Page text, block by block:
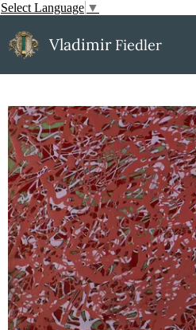
Select Language ▼
Vladimir Fiedler